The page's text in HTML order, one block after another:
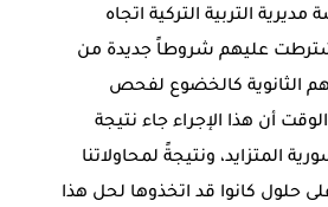
التربية التركية اتجاه
عليهم شروطاً جديدة من
الثانوية كالخضوع لفحص
أن هذا الإجراء جاء نتيجة
المتزايد، ونتيجةً لمحاولاتنا
حلول كانوا قد اتخذوها لحل هذا